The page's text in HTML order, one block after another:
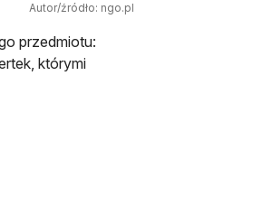
Autor/źródło: ngo.pl
przedmiotu:
którymi